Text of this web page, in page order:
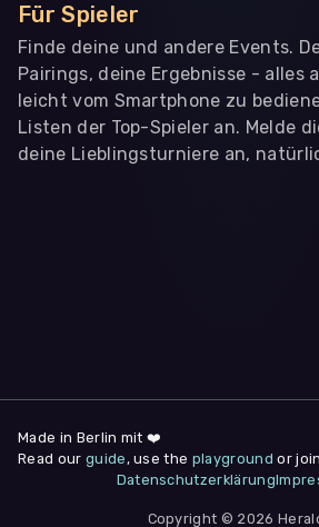
Für Spieler
Finde deine und andere Events.
Pairings, deine Ergebnisse - alles
leicht vom Smartphone zu
Listen der Top-Spieler an. Melde
deine Lieblingsturniere an,
deine Zustimmung jederzeit unter "
am Seitenende widerrufen.
Nur notwendige
Made in Berlin mit ❤️
Read our guide , use the playground or
Datenschutzerklärung
Copyright © 2026